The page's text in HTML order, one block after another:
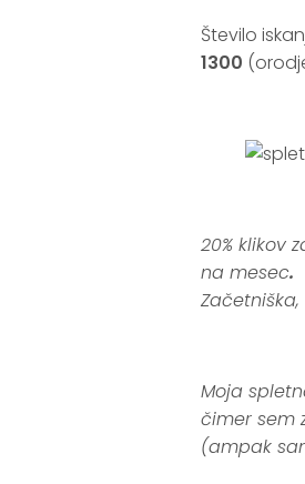
Število
1300
20% klikov
na mesec.
Moja
čimer sem
(ampak